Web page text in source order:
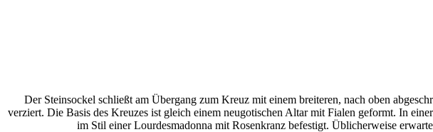
Der Steinsockel schließt am Übergang zum Kreuz mit einem breiteren, nach oben
verziert. Die Basis des Kreuzes ist gleich einem neugotischen Altar mit Fialen geformt. In
im Stil einer Lourdesmadonna mit Rosenkranz befestigt. Üblicherweise